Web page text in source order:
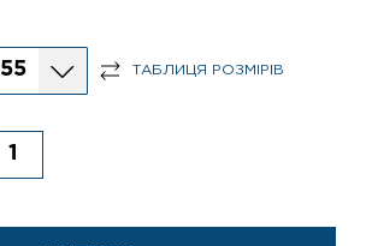
55 ТАБЛИЦЯ РОЗМІРІВ